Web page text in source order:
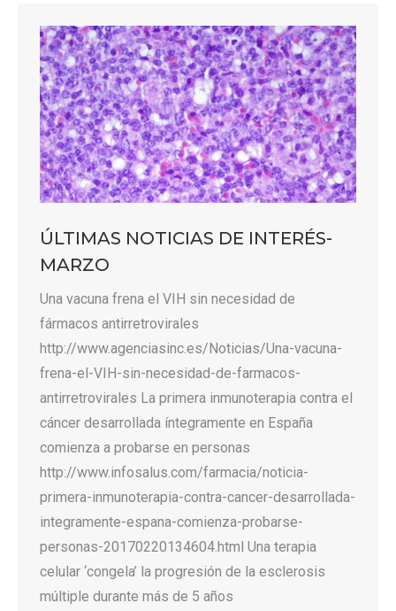
ÚLTIMAS NOTICIAS DE INTERÉS-
MARZO
Una vacuna frena el VIH sin necesidad de
fármacos antirretrovirales
http://www.agenciasinc.es/Noticias/Una-vacuna-
frena-el-VIH-sin-necesidad-de-farmacos-
antirretrovirales La primera inmunoterapia contra el
cáncer desarrollada íntegramente en España
comienza a probarse en personas
http://www.infosalus.com/farmacia/noticia-
primera-inmunoterapia-contra-cancer-desarrollada-
integramente-espana-comienza-probarse-
personas-20170220134604.html Una terapia
celular ‘congela’ la progresión de la esclerosis
múltiple durante más de 5 años